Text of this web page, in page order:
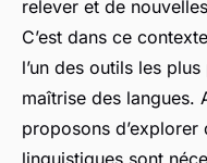
relations
relever et de
C’est dans ce
l’un des outils les
maîtrise des langues.
proposons